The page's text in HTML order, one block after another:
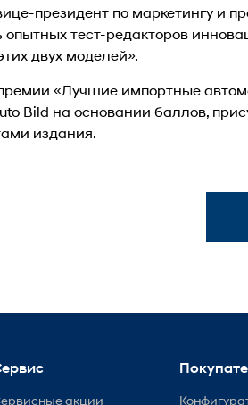
президент по маркетингу и
опытных тест-редакторов
двух моделей».
«Лучшие импортные
Bild на основании баллов,
издания.
акции